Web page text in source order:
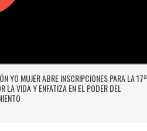
YO MUJER ABRE INSCRIPCIONES PARA LA 17ª
LA VIDA Y ENFATIZA EN EL PODER DEL